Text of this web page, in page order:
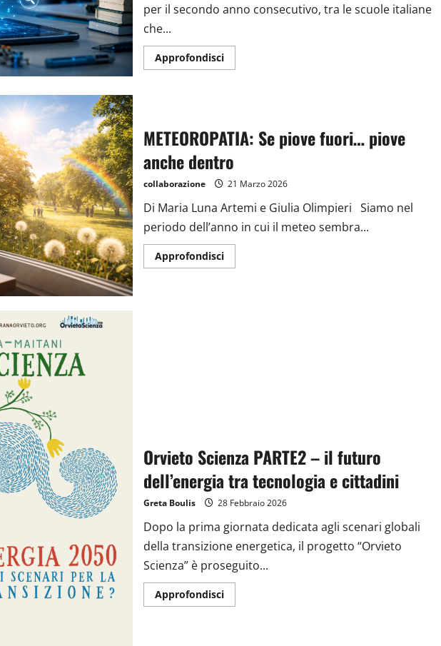
per il secondo anno consecutivo, tra le scuole italiane
che...
Approfondisci
METEOROPATIA: Se piove fuori… piove
anche dentro
collaborazione 21 Marzo 2026
Di Maria Luna Artemi e Giulia Olimpieri Siamo nel
periodo dell’anno in cui il meteo sembra...
Approfondisci
Orvieto Scienza PARTE2 – il futuro
dell’energia tra tecnologia e cittadini
Greta Boulis 28 Febbraio 2026
Dopo la prima giornata dedicata agli scenari globali
della transizione energetica, il progetto “Orvieto
Scienza” è proseguito...
Approfondisci